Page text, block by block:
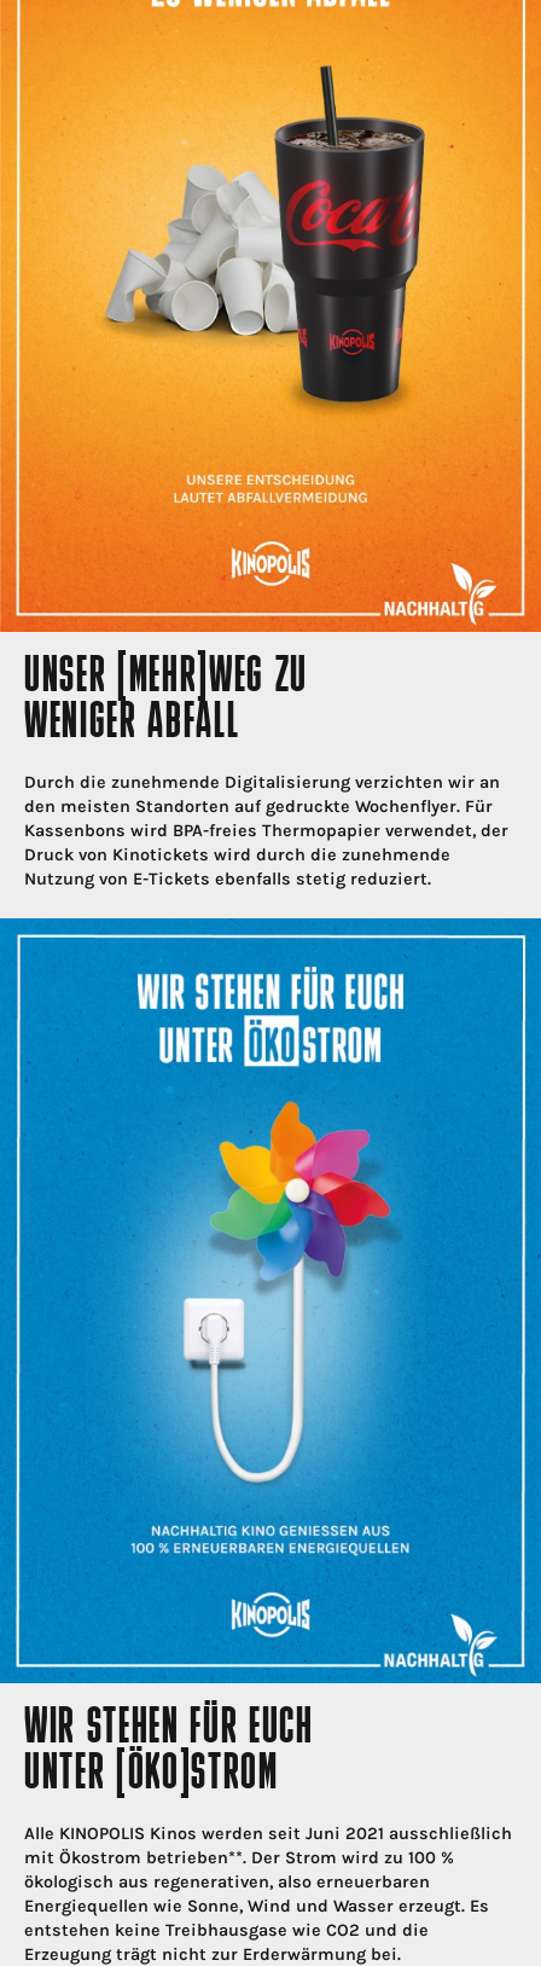
UNSER [MEHR]WEG ZU
WENIGER ABFALL
Durch die zunehmende Digitalisierung verzichten wir an
den meisten Standorten auf gedruckte Wochenflyer. Für
Kassenbons wird BPA-freies Thermopapier verwendet, der
Druck von Kinotickets wird durch die zunehmende
Nutzung von E-Tickets ebenfalls stetig reduziert.
WIR STEHEN FÜR EUCH
UNTER [ÖKO]STROM
Alle KINOPOLIS Kinos werden seit Juni 2021 ausschließlich
mit Ökostrom betrieben**. Der Strom wird zu 100 %
ökologisch aus regenerativen, also erneuerbaren
Energiequellen wie Sonne, Wind und Wasser erzeugt. Es
entstehen keine Treibhausgase wie CO2 und die
Erzeugung trägt nicht zur Erderwärmung bei.